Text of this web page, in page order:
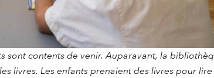
sont contents de venir. Auparavant, la
livres. Les enfants prenaient des livres pour lire